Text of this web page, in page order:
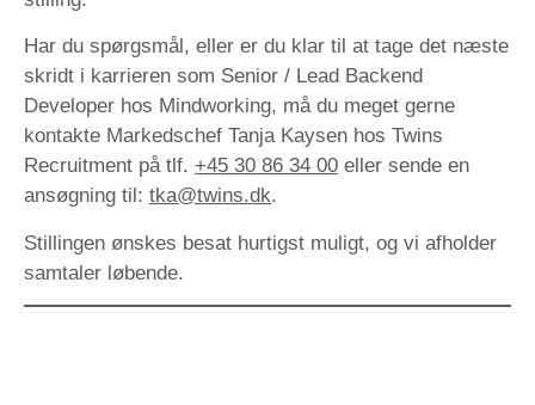
Har du spørgsmål, eller er du klar til at tage det næste
skridt i karrieren som Senior / Lead Backend
Developer hos Mindworking, må du meget gerne
kontakte Markedschef Tanja Kaysen hos Twins
Recruitment på tlf. +45 30 86 34 00 eller sende en
ansøgning til: tka@twins.dk.
Stillingen ønskes besat hurtigst muligt, og vi afholder
samtaler løbende.